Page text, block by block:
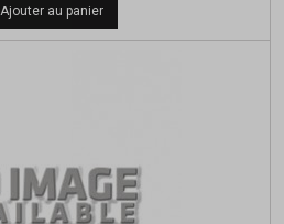
base
Ajouter au panier